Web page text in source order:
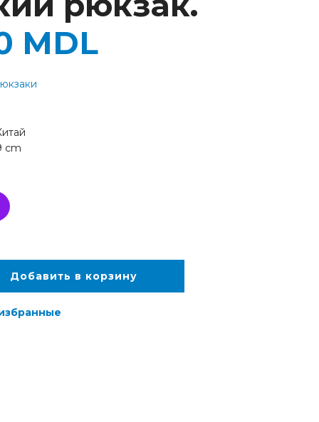
cm
MDL
Добавить в корзину